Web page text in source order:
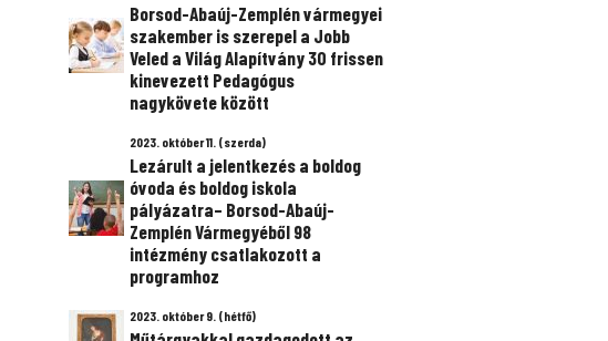
Borsod-Abaúj-Zemplén vármegyei
szakember is szerepel a Jobb
Veled a Világ Alapítvány 30 frissen
kinevezett Pedagógus
nagykövete között
2023. október 11. (szerda)
Lezárult a jelentkezés a boldog
óvoda és boldog iskola
pályázatra– Borsod-Abaúj-
Zemplén Vármegyéből 98
intézmény csatlakozott a
programhoz
2023. október 9. (hétfő)